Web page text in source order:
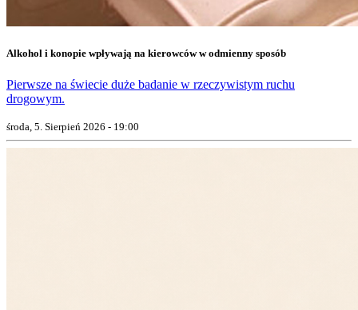
Alkohol i konopie wpływają na kierowców w odmienny sposób
Pierwsze na świecie duże badanie w rzeczywistym ruchu
drogowym.
środa, 5. Sierpień 2026 - 19:00